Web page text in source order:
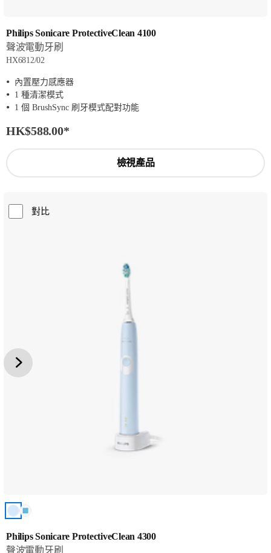
Philips Sonicare ProtectiveClean 4100
聲波電動牙刷
HX6812/02
內置壓力感應器
1 種清潔模式
1 個 BrushSync 刷牙模式配對功能
HK$588.00*
檢視產品
對比
Philips Sonicare ProtectiveClean 4300
聲波電動牙刷